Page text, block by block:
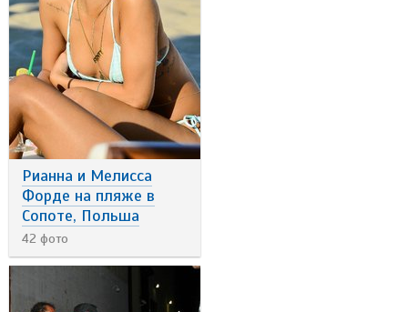
Рианна и Мелисса
Форде на пляже в
Сопоте, Польша
42 фото